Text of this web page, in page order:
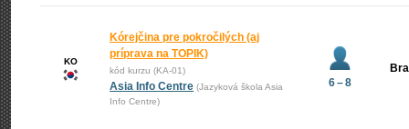
KO
Kórejčina pre pokročilých (aj
príprava na TOPIK)
kód kurzu (KA-01)
Asia Info Centre (Jazyková škola Asia
Info Centre)
6 – 8